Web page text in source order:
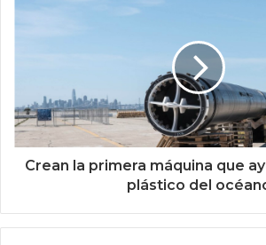
Crean la primera máquina que
plástico del